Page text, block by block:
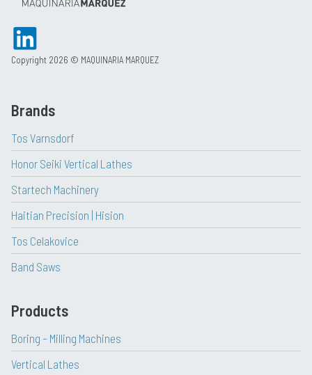
Copyright 2026 © MAQUINARIA MARQUEZ
Brands
Tos Varnsdorf
Honor Seiki Vertical Lathes
Startech Machinery
Haitian Precision | Hision
Tos Celakovice
Band Saws
Products
Boring – Milling Machines
Vertical Lathes